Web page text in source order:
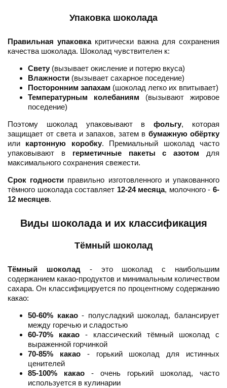
Упаковка шоколада
Правильная упаковкакритически важна для сохранения
качества шоколада. Шоколад чувствителен к:
Свету (вызывает окисление и потерю вкуса)
Влажности (вызывает сахарное поседение)
Посторонним запахам (шоколад легко их впитывает)
Температурным колебаниям (вызывают жировое
поседение)
Поэтому шоколад упаковывают вфольгу, которая
защищает от света и запахов, затем в бумажную обёртку
или картонную коробку. Премиальный шоколад часто
упаковывают в герметичные пакеты с азотом для
максимального сохранения свежести.
Срок годности правильно изготовленного и упакованного
тёмного шоколада составляет 12-24 месяца, молочного -6-
12 месяцев.
Виды шоколада и их классификация
Тёмный шоколад
Тёмный шоколад- это шоколад с наибольшим
содержанием какао-продуктов и минимальным количеством
сахара. Он классифицируется по процентному содержанию
какао:
50-60% какао- полусладкий шоколад, балансирует
между горечью и сладостью
60-70% какао - классический тёмный шоколад с
выраженной горчинкой
70-85% какао- горький шоколад для истинных
ценителей
85-100% какао - очень горький шоколад, часто
используется в кулинарии